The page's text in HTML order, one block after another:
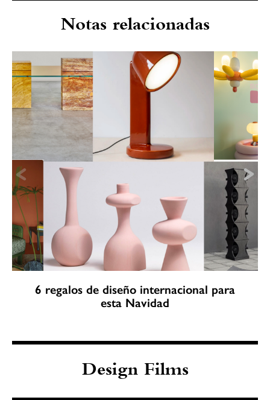
Notas relacionadas
6 regalos de diseño internacional para
esta Navidad
Design Films